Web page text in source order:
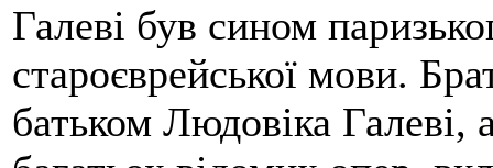
Галеві був сином
староєврейської мови.
батьком Людовіка Галеві,